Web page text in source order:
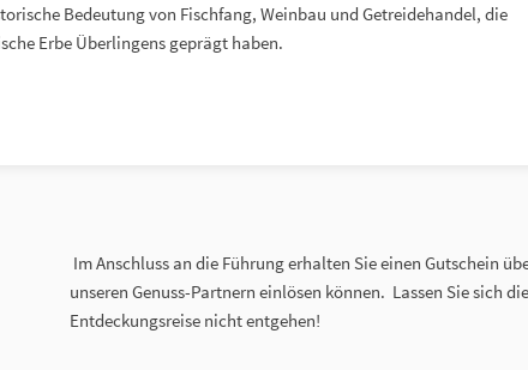
Bedeutung von Fischfang, Weinbau und Getreidehandel, die
Erbe Überlingens geprägt haben.
Im Anschluss an die Führung erhalten Sie einen Gutschein
unseren Genuss-Partnern einlösen können. Lassen Sie sich
Entdeckungsreise nicht entgehen!